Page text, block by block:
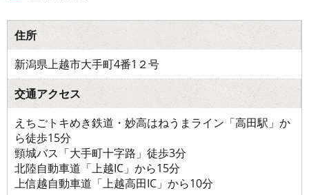
住所
新潟県上越市大手町4番1２号
交通アクセス
えちごトキめき鉄道・妙高はねうまライン「高田駅」か
ら徒歩15分
頸城バス「大手町十字路」徒歩3分
北陸自動車道「上越IC」から15分
上信越自動車道「上越高田IC」から10分